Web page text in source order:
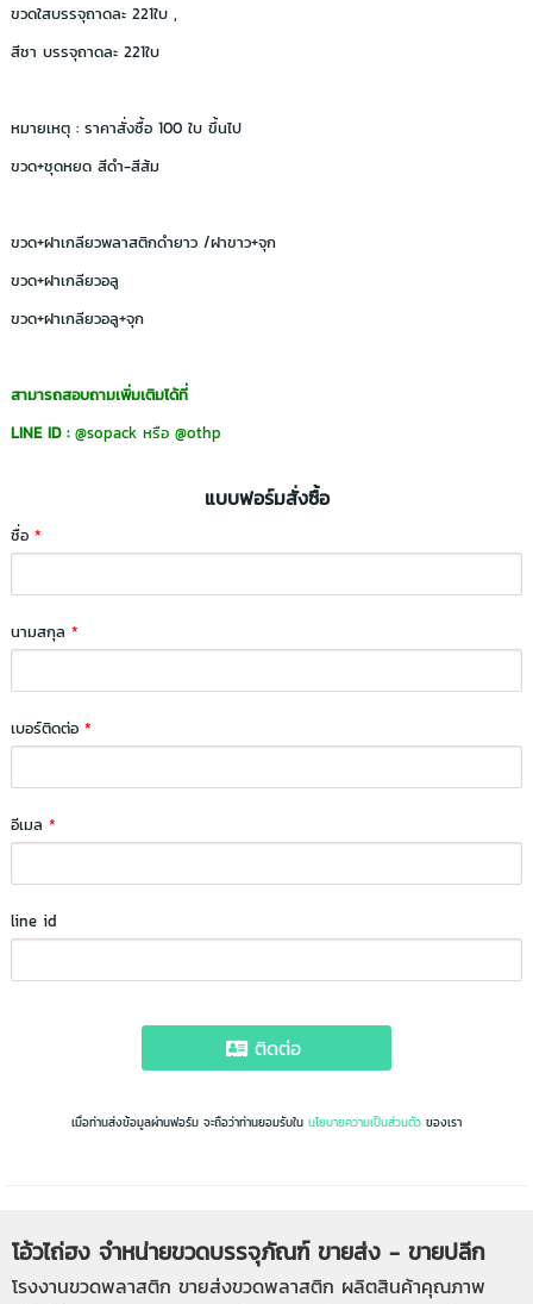
ขวดใสบรรจุถาดละ 221ใบ ,
สีชา บรรจุถาดละ 221ใบ
หมายเหตุ : ราคาสั่งซื้อ 100 ใบ ขึ้นไป
ขวด+ชุดหยด สีดำ-สีส้ม
ขวด+ฝาเกลียวพลาสติกดำยาว /ฝาขาว+จุก
ขวด+ฝาเกลียวอลู
ขวด+ฝาเกลียวอลู+จุก
สามารถสอบถามเพิ่มเติมได้ที่
LINE ID : @sopack หรือ@othp
แบบฟอร์มสั่งซื้อ
ชื่อ*
นามสกุล*
เบอร์ติดต่อ*
อีเมล*
line id
ติดต่อ
เมื่อท่านส่งข้อมูลผ่านฟอร์ม จะถือว่าท่านยอมรับใน นโยบายความเป็นส่วนตัว ของเรา
โอ้วไถ่ฮง จำหน่ายขวดบรรจุภัณฑ์ ขายส่ง - ขายปลีก
โรงงานขวดพลาสติก ขายส่งขวดพลาสติก ผลิตสินค้าคุณภาพ